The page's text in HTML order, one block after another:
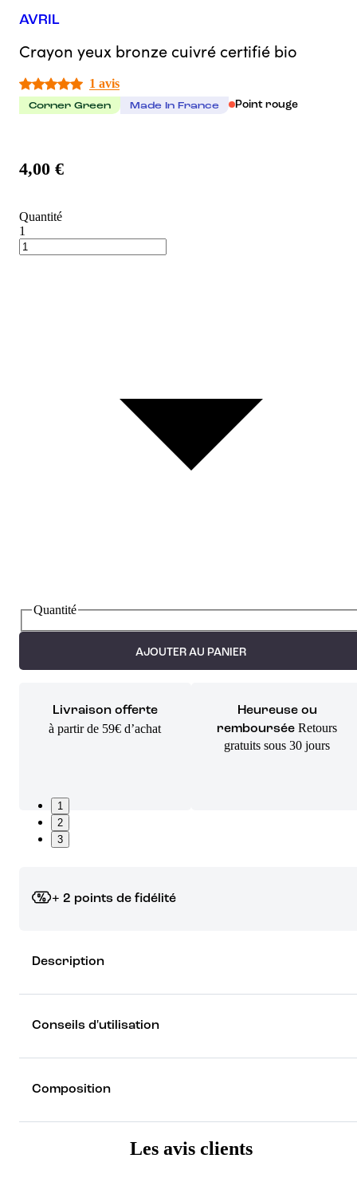
AVRIL
Crayon yeux bronze cuivré certifié bio
1 avis
Corner Green Made In France Point rouge
4,00 €
Quantité
1
Quantité
AJOUTER AU PANIER
Livraison offerte
à partir de 59€ d’achat
Heureuse ou
remboursée Retours
gratuits sous 30 jours
1
2
3
+ 2 points de fidélité
rêver !
Découvrez les récompenses
Description
Conseils d'utilisation
Composition
Les avis clients